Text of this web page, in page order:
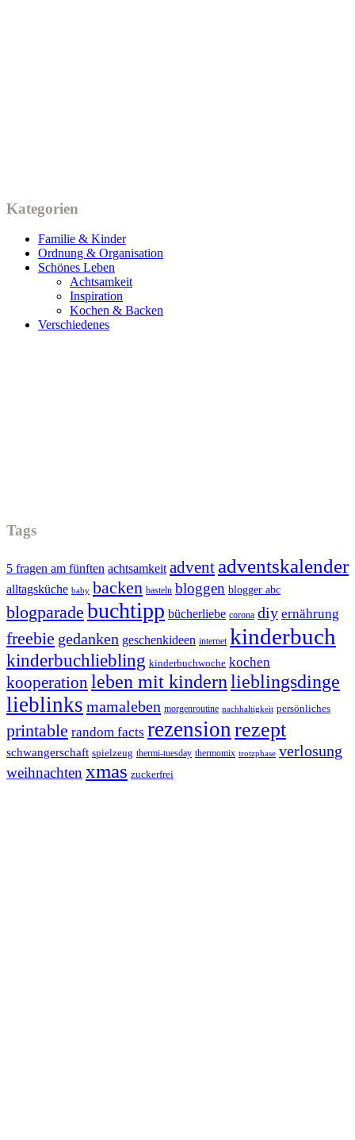
Kategorien
Familie & Kinder
Ordnung & Organisation
Schönes Leben
Achtsamkeit
Inspiration
Kochen & Backen
Verschiedenes
Tags
5 fragen am fünften achtsamkeit advent adventskalender
alltagsküche baby backen basteln bloggen blogger abc
blogparade buchtipp bücherliebe corona diy ernährung
freebie gedanken geschenkideen internet kinderbuch
kinderbuchliebling kinderbuchwoche kochen
kooperation leben mit kindernlieblingsdinge
lieblinks mamaleben morgenroutine nachhaltigkeit persönliches
printable random facts rezension rezept
schwangerschaft spielzeug thermi-tuesday thermomix trotzphase verlosung
weihnachten xmas zuckerfrei